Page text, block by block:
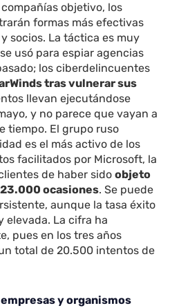
objetivo, los
formas más efectivas
socios. La táctica es muy
usó para espiar agencias
los ciberdelincuentes
tras vulnerar sus
llevan ejecutándose
y no parece que vayan a
tiempo. El grupo ruso
es el más activo de los
facilitados por Microsoft, la
de haber sidoobjeto
ocasiones. Se puede
aunque la tasa éxito
elevada. La cifra ha
pues en los tres años
total de 20.500 intentos de
y organismos